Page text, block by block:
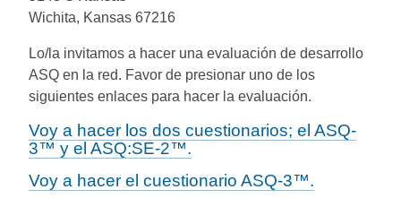
Wichita, Kansas 67216
Lo/la invitamos a hacer una evaluación de desarrollo
ASQ en la red. Favor de presionar uno de los
siguientes enlaces para hacer la evaluación.
Voy a hacer los dos cuestionarios; el ASQ-
3™ y el ASQ:SE-2™.
Voy a hacer el cuestionario ASQ-3™.